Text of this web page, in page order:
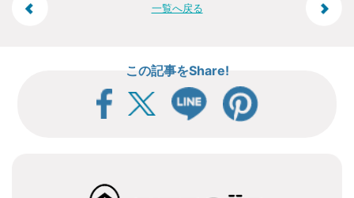
投
一覧へ戻る
この記事をShare!